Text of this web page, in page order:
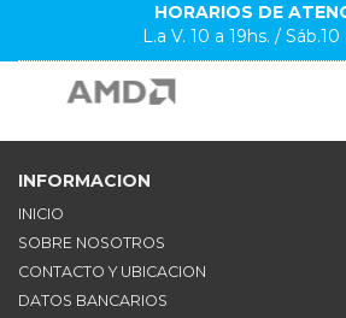
HORARIOS DE
L.a V. 10 a 19hs. / Sáb.10
INFORMACION
INICIO
SOBRE NOSOTROS
CONTACTO Y UBICACION
DATOS BANCARIOS